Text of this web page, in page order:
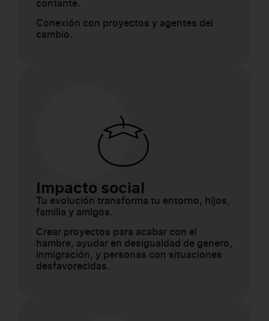
contante.
Conexión con proyectos y agentes del
cambio.
Impacto social
Tu evolución transforma tu entorno, hijos,
familia y amigos.
Crear proyectos para acabar con el
hambre, ayudar en desigualdad de genero,
inmigración, y personas con situaciones
desfavorecidas.